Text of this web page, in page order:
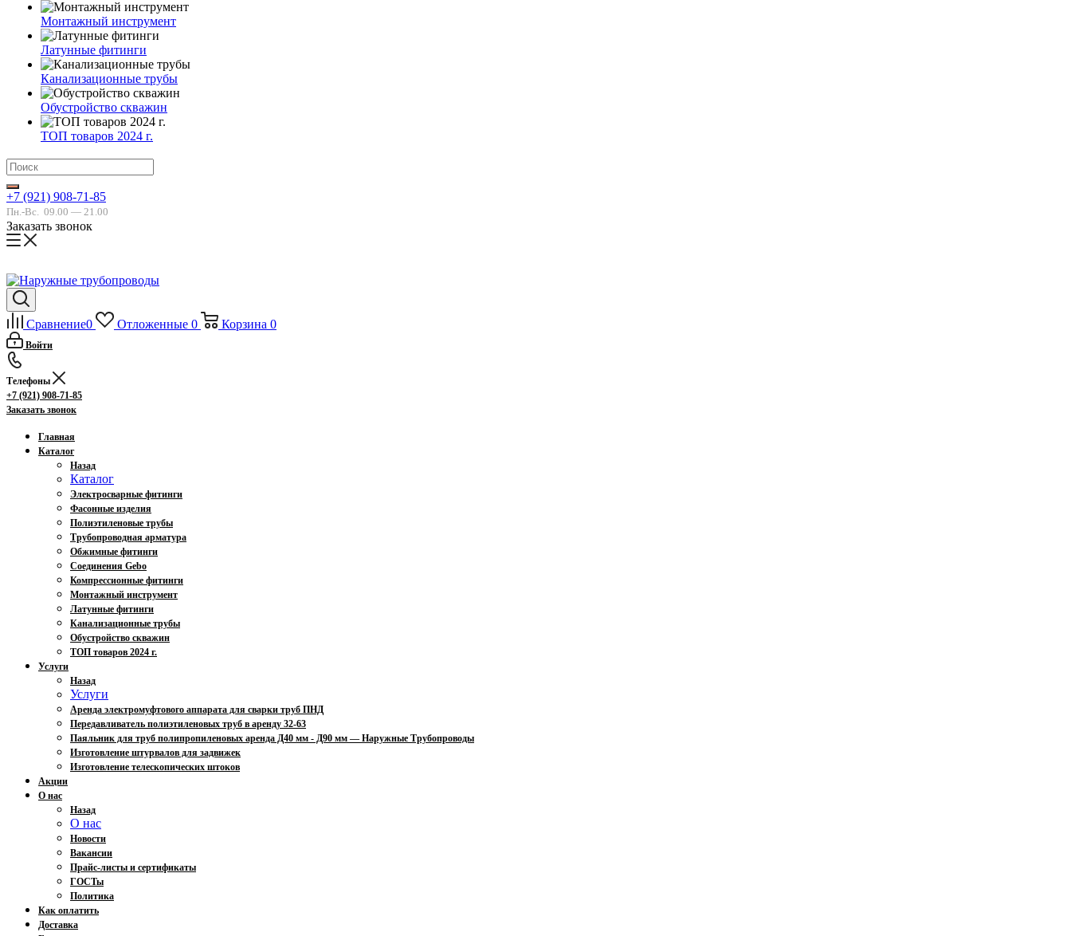
Монтажный инструмент
Латунные фитинги
Канализационные трубы
Обустройство скважин
ТОП товаров 2024 г.
+7 (921) 908-71-85
Пн.-Вс. 09.00 — 21.00
Заказать звонок
Сравнение0 Отложенные 0 Корзина 0
Войти
Телефоны
+7 (921) 908-71-85
Заказать звонок
Главная
Каталог
Назад
Каталог
Электросварные фитинги
Фасонные изделия
Полиэтиленовые трубы
Трубопроводная арматура
Обжимные фитинги
Соединения Gebo
Компрессионные фитинги
Монтажный инструмент
Латунные фитинги
Канализационные трубы
Обустройство скважин
ТОП товаров 2024 г.
Услуги
Назад
Услуги
Аренда электромуфтового аппарата для сварки труб ПНД
Передавливатель полиэтиленовых труб в аренду 32-63
Паяльник для труб полипропиленовых аренда Д40 мм - Д90 мм — Наружные Трубопроводы
Изготовление штурвалов для задвижек
Изготовление телескопических штоков
Акции
О нас
Назад
О нас
Новости
Вакансии
Прайс-листы и сертификаты
ГОСТы
Политика
Как оплатить
Доставка